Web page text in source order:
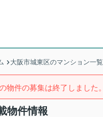
大阪市城東区のマンション一覧
物件の募集は終了しました。
物件情報